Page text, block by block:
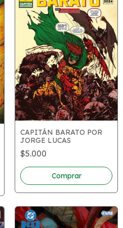
CAPITÁN BARATO POR
JORGE LUCAS
$5.000